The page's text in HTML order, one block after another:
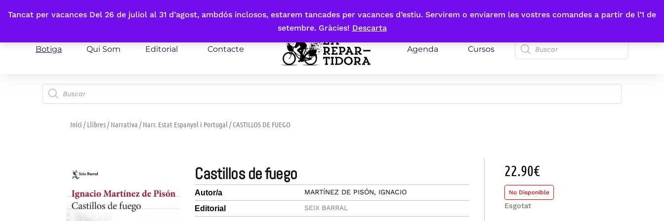
Tancat per vacances Del 26 de juliol al 31 d’agost, ambdós inclosos, estarem tancades per vacances d’estiu. Servirem o enviarem les vostres comandes a partir de l’1 de
setembre. Gràcies! Descarta
Fes-te'n sòcia
Botiga Qui Som Editorial Contacte Agenda Cursos
Inici /Llibres/Narrativa /Narr. Estat Espanyol i Portugal / CASTILLOS DE FUEGO
castillos de fuego
Autor/a MARTÍNEZ DE PISÓN, IGNACIO
Editorial SEIX BARRAL
22.90€
No Disponible
Esgotat